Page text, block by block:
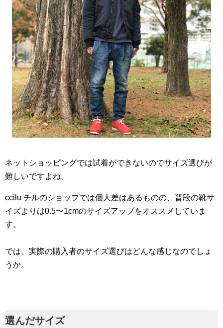
ネットショッピングでは試着ができないのでサイズ選びが
難しいですよね。
ccilu チルのショップでは個人差はあるものの、普段の靴サ
イズよりは0.5〜1cmのサイズアップをオススメしていま
す。
では、実際の購入者のサイズ選びはどんな感じなのでしょ
うか。
選んだサイズ